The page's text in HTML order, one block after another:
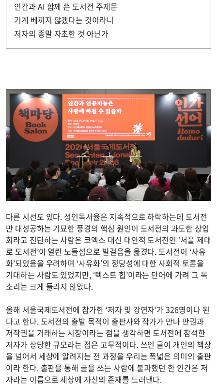
인간과 AI 함께 쓴 도서전 주제문
기계 베끼지 않겠다는 것이라니
저자의 종말 자초한 것 아닌가
다른 시선도 있다. 성인독서율은 지속적으로 하락하는데 도서전
만 대성공하는 기묘한 풍경의 핵심 원인이 도서전의 과도한 상업
화라고 진단하는 사람은 코엑스 대신 대안적 도서전인 ‘서울 제대
로 도서전’이 열린 노들섬으로 발걸음을 옮겼다. 도서전이 ‘사유
화’되었음을 우려하며 ‘사유화’의 정당성에 대한 사회적 토론을
기대하는 사람도 있었지만, ‘텍스트 힙’이라는 단어에 가려 그 목
소리는 크게 들리지 않았다.
올해 서울국제도서전에 참가한 ‘저자 및 강연자’가 326명이나 된
다고 한다. 도서전의 출발 목적이 출판사와 작가가 만나 판권과
저작권을 거래하는 시장이라는 점을 생각하면 도서전에 참석한
저자가 상당한 규모라는 점은 고무적이다. 쓰인 글이 개인의 책상
을 넘어서 세상에 알려지는 전 과정을 우리는 폭넓은 의미의 출판
이라 한다. 출판을 통해 글을 쓰는 사람에 불과했던 한 인간은 저
자라는 이름으로 세상에 자신의 존재를 드러낸다.